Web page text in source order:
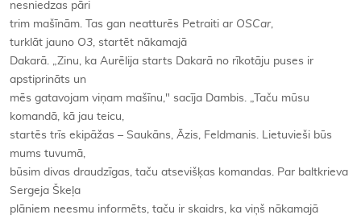
nesniedzas pāri
trim mašīnām. Tas gan neatturēs Petraiti ar OSCar,
turklāt jauno O3 , startēt nākamajā
Dakarā. „Zinu, ka Aurēlija starts Dakarā no rīkotāju puses ir
apstiprināts un
mēs gatavojam viņam mašīnu," sacīja Dambis. „Taču mūsu
komandā, kā jau teicu,
startēs trīs ekipāžas – Saukāns, Āzis, Feldmanis. Lietuvieši būs
mums tuvumā,
būsim divas draudzīgas, taču atsevišķas komandas. Par baltkrieva
Sergeja Škeļa
plāniem neesmu informēts, taču ir skaidrs, ka viņš nākamajā